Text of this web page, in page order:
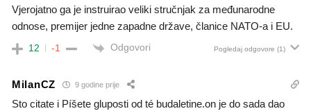
Vjerojatno ga je instruirao veliki stručnjak za međunarodne
odnose, premijer jedne zapadne države, članice NATO-a i EU.
12 -1 Odgovori Pogledaj odgovore (1)
MilanCZ 9 godine prije
Sto citate i Píšete gluposti od té budaletine.on je do sada dao